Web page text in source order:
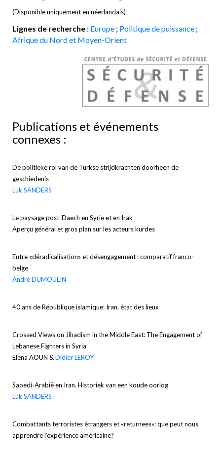
(Disponible uniquement en néerlandais)
Lignes de recherche : Europe ; Politique de puissance ;
Afrique du Nord et Moyen-Orient
Publications et événements
connexes :
De politieke rol van de Turkse strijdkrachten doorheen de
geschiedenis
Luk SANDERS
Le paysage post-Daech en Syrie et en Irak
Aperçu général et gros plan sur les acteurs kurdes
Entre «déradicalisation» et désengagement : comparatif franco-
belge
André DUMOULIN
40 ans de République islamique: Iran, état des lieux
Crossed Views on Jihadism in the Middle East: The Engagement of
Lebanese Fighters in Syria
Elena AOUN &Didier LEROY
Saoedi-Arabië en Iran. Historiek van een koude oorlog
Luk SANDERS
Combattants terroristes étrangers et «returnees»: que peut nous
apprendre l’expérience américaine?